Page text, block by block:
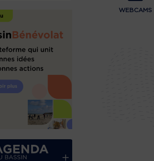
WEBCAMS